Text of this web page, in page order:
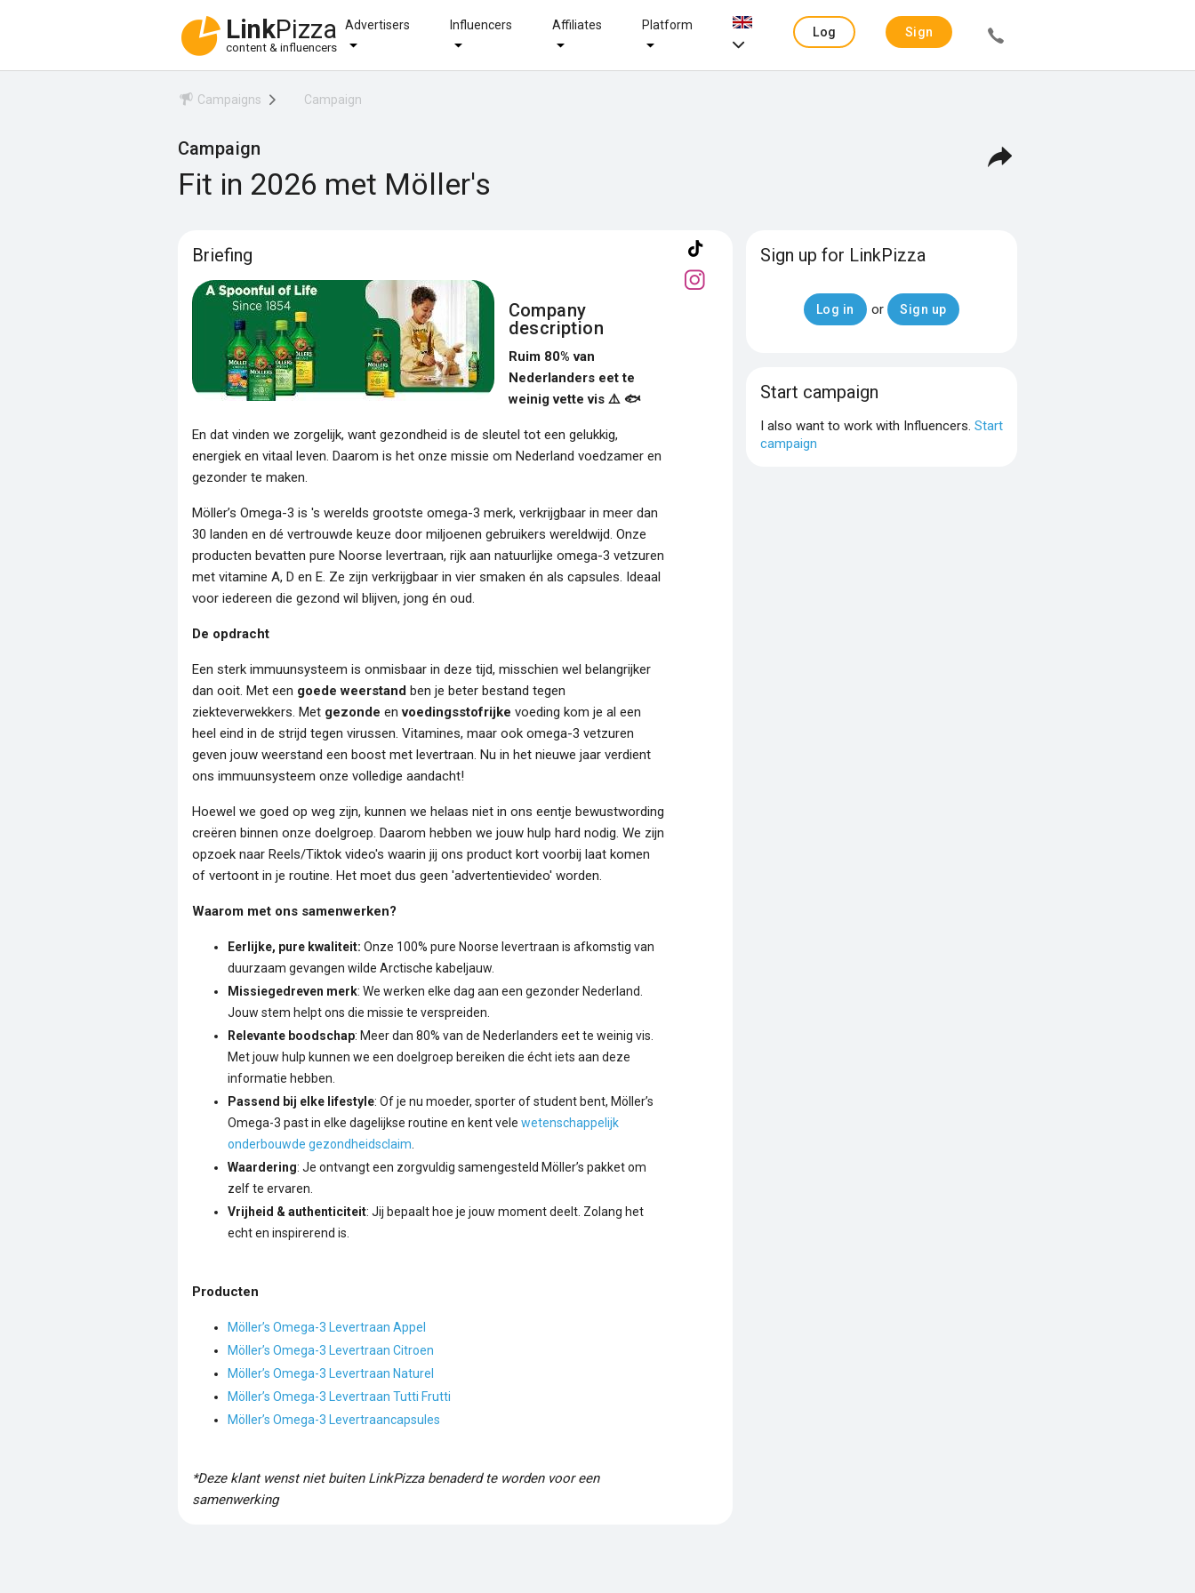
LinkPizza
content & influencers
Advertisers Influencers Affiliates Platform
Log
Sign
Campaigns Campaign
Campaign
Fit in 2026 met Möller's
Briefing
Company
description
Ruim 80% van
Nederlanders eet te
weinig vette vis ⚠️ 🐟
En dat vinden we zorgelijk, want gezondheid is de sleutel tot een gelukkig,
energiek en vitaal leven. Daarom is het onze missie om Nederland voedzamer en
gezonder te maken.
Möller’s Omega-3 is 's werelds grootste omega-3 merk, verkrijgbaar in meer dan
30 landen en dé vertrouwde keuze door miljoenen gebruikers wereldwijd. Onze
producten bevatten pure Noorse levertraan, rijk aan natuurlijke omega-3 vetzuren
met vitamine A, D en E. Ze zijn verkrijgbaar in vier smaken én als capsules. Ideaal
voor iedereen die gezond wil blijven, jong én oud.
De opdracht
Een sterk immuunsysteem is onmisbaar in deze tijd, misschien wel belangrijker
dan ooit. Met een goede weerstandben je beter bestand tegen
ziekteverwekkers. Met gezonde envoedingsstofrijke voeding kom je al een
heel eind in de strijd tegen virussen. Vitamines, maar ook omega-3 vetzuren
geven jouw weerstand een boost met levertraan. Nu in het nieuwe jaar verdient
ons immuunsysteem onze volledige aandacht!
Hoewel we goed op weg zijn, kunnen we helaas niet in ons eentje bewustwording
creëren binnen onze doelgroep. Daarom hebben we jouw hulp hard nodig. We zijn
opzoek naar Reels/Tiktok video's waarin jij ons product kort voorbij laat komen
of vertoont in je routine. Het moet dus geen 'advertentievideo' worden.
Waarom met ons samenwerken?
Eerlijke, pure kwaliteit: Onze 100% pure Noorse levertraan is afkomstig van
duurzaam gevangen wilde Arctische kabeljauw.
Missiegedreven merk: We werken elke dag aan een gezonder Nederland.
Jouw stem helpt ons die missie te verspreiden.
Relevante boodschap: Meer dan 80% van de Nederlanders eet te weinig vis.
Met jouw hulp kunnen we een doelgroep bereiken die écht iets aan deze
informatie hebben.
Passend bij elke lifestyle: Of je nu moeder, sporter of student bent, Möller’s
Omega-3 past in elke dagelijkse routine en kent vele wetenschappelijk
onderbouwde gezondheidsclaim
Waardering: Je ontvangt een zorgvuldig samengesteld Möller’s pakket om
zelf te ervaren.
Vrijheid & authenticiteit: Jij bepaalt hoe je jouw moment deelt. Zolang het
echt en inspirerend is.
Producten
Möller’s Omega-3 Levertraan Appel
Möller’s Omega-3 Levertraan Citroen
Möller’s Omega-3 Levertraan Naturel
Möller’s Omega-3 Levertraan Tutti Frutti
Möller’s Omega-3 Levertraancapsules
*Deze klant wenst niet buiten LinkPizza benaderd te worden voor een
samenwerking
Sign up for LinkPizza
Log in or Sign up
Start campaign
I also want to work with Influencers.Start
campaign